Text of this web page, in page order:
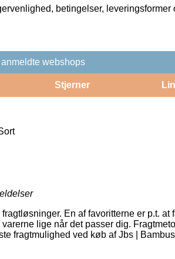
betingelser, leveringsformer
anmeldte webshops
Stjerner
En af favoritterne er p.t. at
lige når det passer dig.
fragtmulighed ved køb af Jbs |